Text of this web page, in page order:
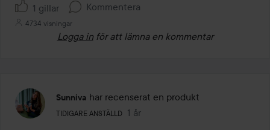
1 gillar Kommentera
4734 visningar
Logga in för att lämna en kommentar
Sunniva har recenserat en produkt
TIDIGARE ANSTÄLLD
Användarens roll: Tidigare anställd.
1 år
Inlägget skapades 1 år